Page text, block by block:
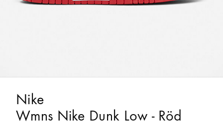
Nike
Wmns Nike Dunk Low - Röd